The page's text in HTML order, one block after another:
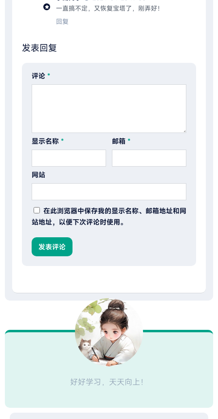
一直搞不定，又恢复宝塔了，刚弄好！
回复
发表回复
评论 *
显示名称 * 邮箱 *
网站
在此浏览器中保存我的显示名称、邮箱地址和网
站地址，以便下次评论时使用。
好好学习，天天向上！